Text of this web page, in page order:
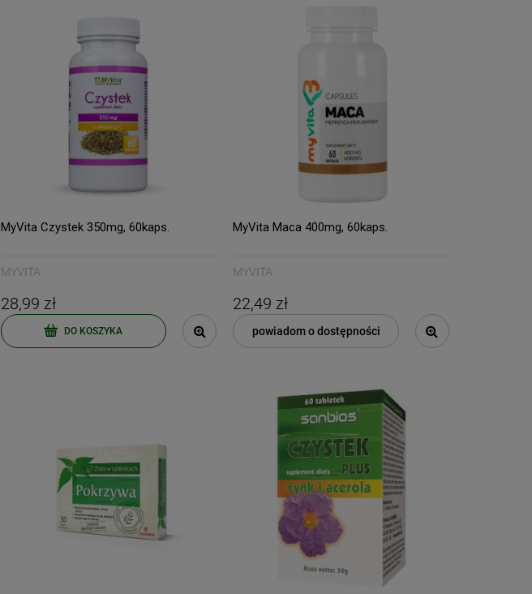
MyVita Czystek 350mg, 60kaps.
MYVITA
28,99 zł
DO KOSZYKA
MyVita Maca 400mg, 60kaps.
MYVITA
22,49 zł
powiadom o dostępności